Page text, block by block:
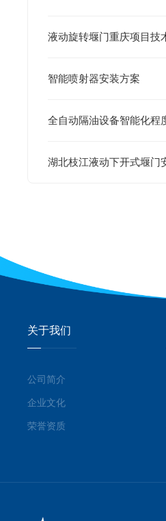
智能喷射器安装方案
关于我们
公司简介
企业文化
荣誉资质